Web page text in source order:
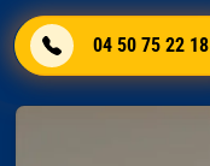
04 50 75 22 18